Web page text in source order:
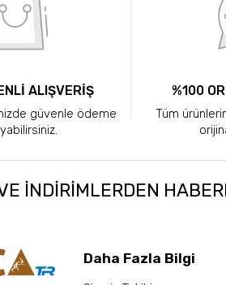
ALIŞVERİŞ
güvenle ödeme
%100
Tüm
INDIRIMLERDEN
Daha Fazla Bilgi